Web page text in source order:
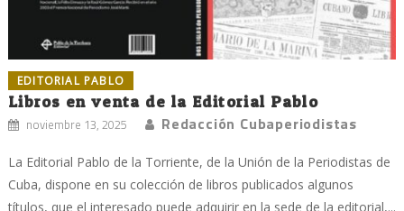
EDITORIAL PABLO
Libros en venta de la Editorial Pablo
noviembre 13, 2025 Redacción Cubaperiodistas
La Editorial Pablo de la Torriente, de la Unión de la Periodistas de
Cuba, dispone en su colección de libros publicados algunos
títulos, que el interesado puede adquirir en la sede de la editorial,...